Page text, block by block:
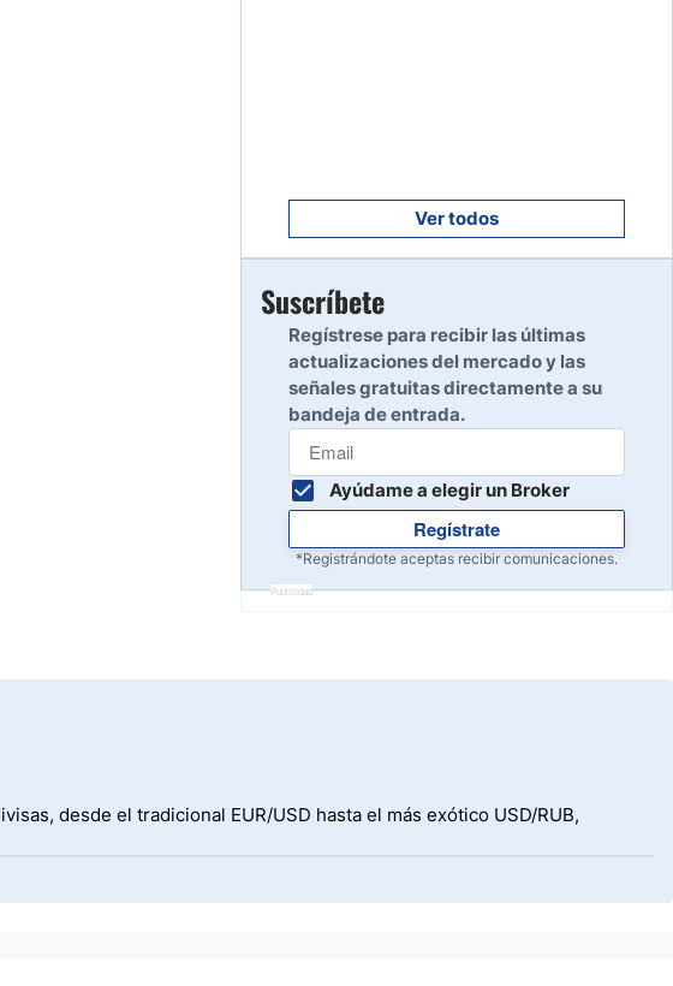
Leer reseña
10
Ver todos
Suscríbete
Regístrese para recibir las últimas
actualizaciones del mercado y las
señales gratuitas directamente a su
bandeja de entrada.
Ayúdame a elegir un Broker
Regístrate
*Registrándote aceptas recibir comunicaciones.
Publicidad
desde el tradicional EUR/USD hasta el más exótico USD/RUB,